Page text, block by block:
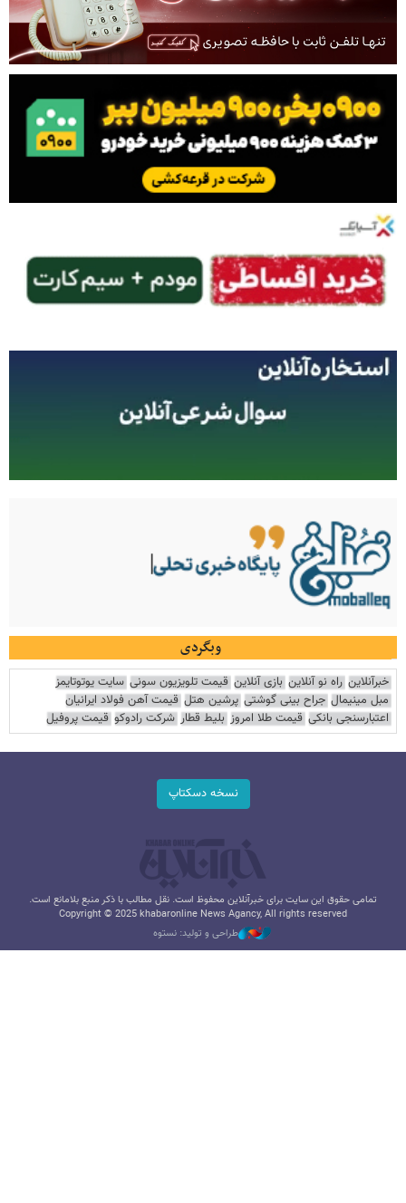
وبگردی
خبرآنلاین راه نو آنلاین بازی آنلاین قیمت تلویزیون سونی سایت یوتوتایمز
مبل مینیمال جراح بینی گوشتی پرشین هتل قیمت آهن فولاد ایرانیان
اعتبارسنجی بانکی قیمت طلا امروز بلیط قطار شرکت رادوکو قیمت پروفیل
نسخه دسکتاپ
تمامی حقوق این سایت برای خبرآنلاین محفوظ است. نقل مطالب با ذکر منبع بلامانع است.
Copyright © 2025 khabaronline News Agancy, All rights reserved
طراحی و تولید: نستوه